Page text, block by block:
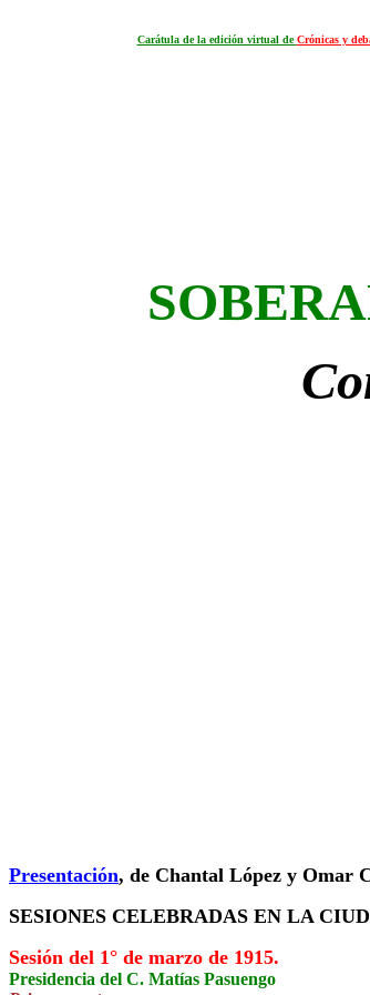
Carátula de la edición virtual deCrónicas y
Presentación, de Chantal López y Omar
SESIONES CELEBRADAS EN LA
Sesión del 1° de marzo de 1915.
Presidencia del C. Matías Pasuengo